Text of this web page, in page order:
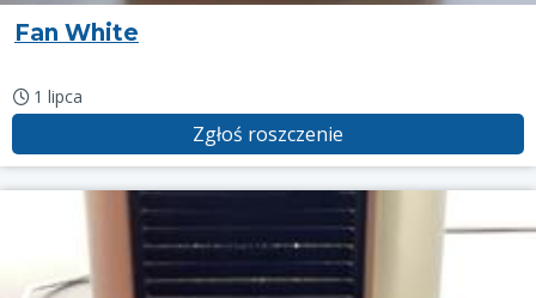
Fan White
1 lipca
Zgłoś roszczenie